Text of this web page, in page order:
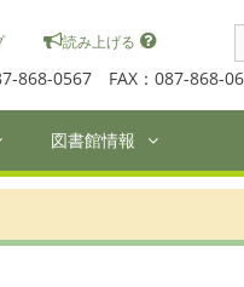
読み上げる
868-0567 FAX：087-868-
図書館情報